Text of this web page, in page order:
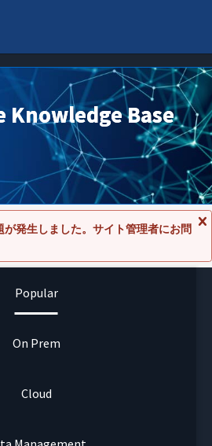
Knowledge Base
セ
発生しました。サイト管理者にお問
Popular
On Prem
Cloud